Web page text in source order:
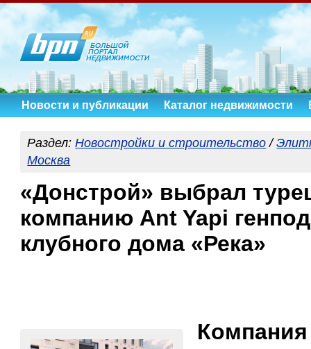
Новости и публикации Каталог недвижимости
Раздел:Новостройки и строительство /
Москва
«Донстрой» выбрал
компанию Ant Yapi
клубного дома «Река»